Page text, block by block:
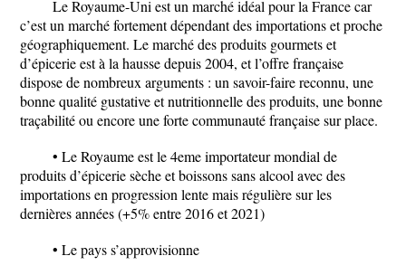
Le Royaume-Uni est un marché idéal pour la France car
c’est un marché fortement dépendant des importations et proche
géographiquement. Le marché des produits gourmets et
d’épicerie est à la hausse depuis 2004, et l’offre française
dispose de nombreux arguments : un savoir-faire reconnu, une
bonne qualité gustative et nutritionnelle des produits, une bonne
traçabilité ou encore une forte communauté française sur place.
• Le Royaume est le 4eme importateur mondial de
produits d’épicerie sèche et boissons sans alcool avec des
importations en progression lente mais régulière sur les
dernières années (+5% entre 2016 et 2021)
• Le pays s’approvisionne